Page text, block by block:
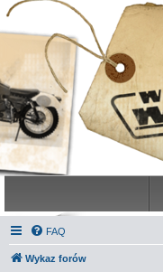
FAQ
Wykaz forów